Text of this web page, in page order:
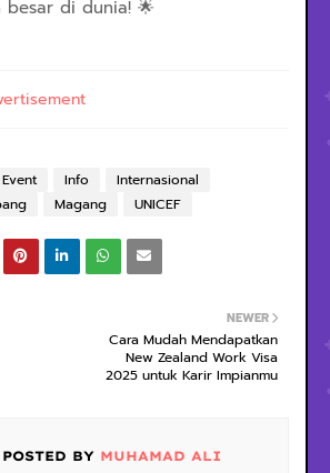
di dunia! 🌟
Event Info
Internasional
Magang UNICEF
NEWER
Cara Mudah Mendapatkan
New Zealand Work Visa
2025 untuk Karir Impianmu
POSTED BY MUHAMAD ALI